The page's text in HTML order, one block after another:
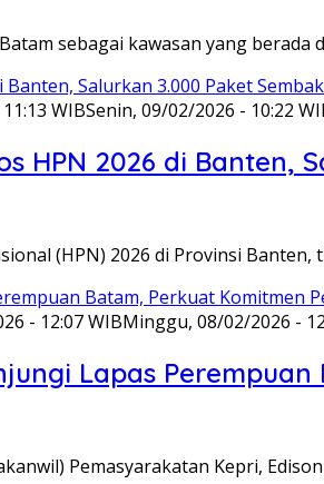
sebagai kawasan yang
WIBSenin, 09/02/2026 - 10:22
HPN 2026 di Banten,
(HPN) 2026 di Provinsi
- 12:07 WIBMinggu, 08/02/2026 -
Lapas
Pemasyarakatan Kepri,